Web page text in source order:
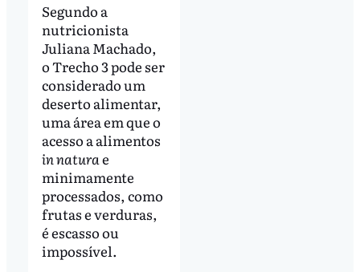
Segundo a
nutricionista
Juliana Machado,
o Trecho 3 pode ser
considerado um
deserto alimentar,
uma área em que o
acesso a alimentos
in naturae
minimamente
processados, como
frutas e verduras,
é escasso ou
impossível.